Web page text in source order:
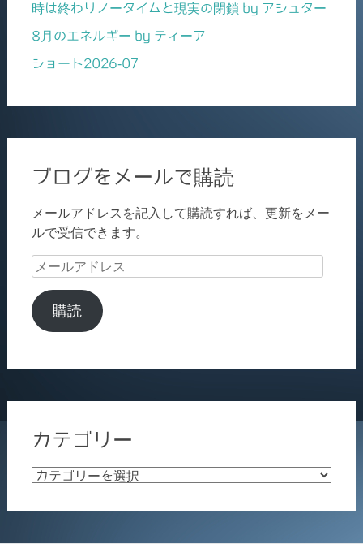
時は終わりノータイムと現実の閉鎖 by アシュター
8月のエネルギー by ティーア
ショート2026-07
ブログをメールで購読
メールアドレスを記入して購読すれば、更新をメー
ルで受信できます。
メ
ル
ア
購読
カテゴリー
カ
ゴ